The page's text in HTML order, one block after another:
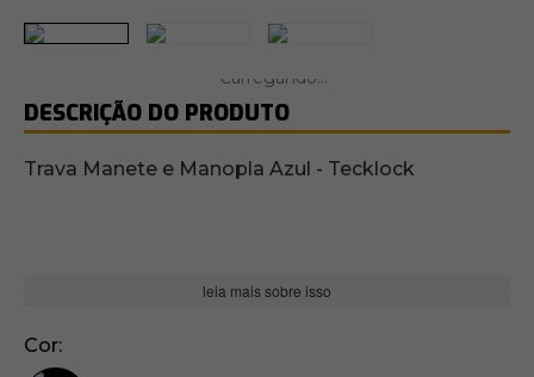
DESCRIÇÃO DO PRODUTO
Trava Manete e Manopla Azul - Tecklock
leia mais sobre isso
Cor